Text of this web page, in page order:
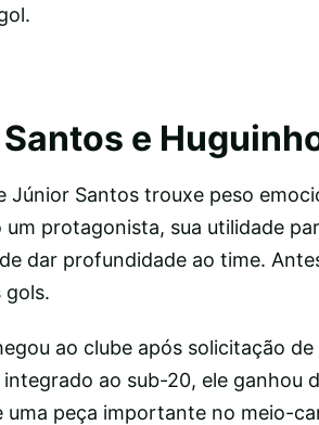
e
Júnior Santos trouxe peso
um protagonista, sua utilidade
dar profundidade ao time.
gols.
ao clube após solicitação
ao sub-20, ele ganhou
peça importante no meio-